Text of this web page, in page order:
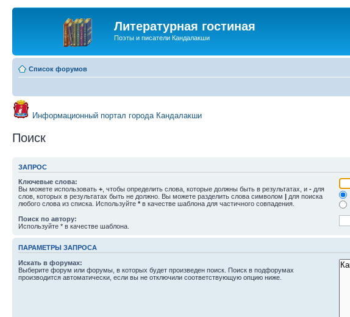
Литературная гостиная
Поэты и писатели Кандалакши
Список форумов
Информационный портал города Кандалакши
Поиск
ЗАПРОС
Ключевые слова:
Вы можете использовать + , чтобы определить слова, которые должны быть в результатах, и - для
слов, которых в результатах быть не должно. Вы можете разделить слова символом | для поиска
любого слова из списка. Используйте * в качестве шаблона для частичного совпадения.
Поиск по автору:
Используйте * в качестве шаблона.
ПАРАМЕТРЫ ЗАПРОСА
Искать в форумах:
Выберите форум или форумы, в которых будет произведен поиск. Поиск в подфорумах
производится автоматически, если вы не отключили соответствующую опцию ниже.